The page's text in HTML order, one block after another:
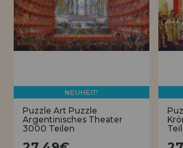
NEUHEIT!
Puzzle Art Puzzle
Argentinisches Theater
3000 Teilen